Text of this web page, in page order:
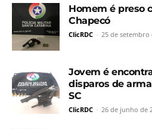
Homem é preso
Chapecó
ClicRDC - 25 de setembro
Jovem é
disparos de
SC
ClicRDC - 26 de junho de